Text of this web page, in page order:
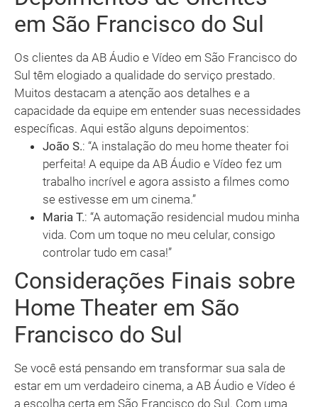
em São Francisco do Sul
Os clientes da AB Áudio e Vídeo em São Francisco do
Sul têm elogiado a qualidade do serviço prestado.
Muitos destacam a atenção aos detalhes e a
capacidade da equipe em entender suas necessidades
específicas. Aqui estão alguns depoimentos:
João S.: “A instalação do meu home theater foi
perfeita! A equipe da AB Áudio e Vídeo fez um
trabalho incrível e agora assisto a filmes como
se estivesse em um cinema.”
Maria T.: “A automação residencial mudou minha
vida. Com um toque no meu celular, consigo
controlar tudo em casa!”
Considerações Finais sobre
Home Theater em São
Francisco do Sul
Se você está pensando em transformar sua sala de
estar em um verdadeiro cinema, a AB Áudio e Vídeo é
a escolha certa em São Francisco do Sul. Com uma